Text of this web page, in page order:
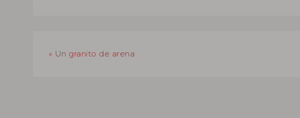
« Un granito de arena